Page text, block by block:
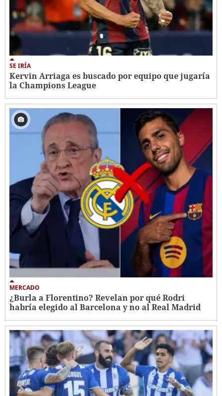
SE IRÍA
Kervin Arriaga es buscado por equipo que jugaría
la Champions League
MERCADO
¿Burla a Florentino? Revelan por qué Rodri
habría elegido al Barcelona y no al Real Madrid